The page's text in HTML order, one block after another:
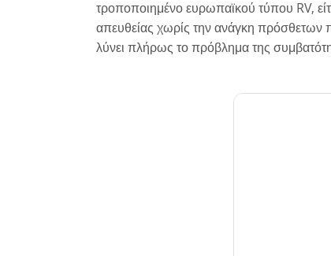
τροποποιημένο ευρωπαϊκού τύπου RV,
απευθείας χωρίς την ανάγκη πρόσθετων
λύνει πλήρως το πρόβλημα της